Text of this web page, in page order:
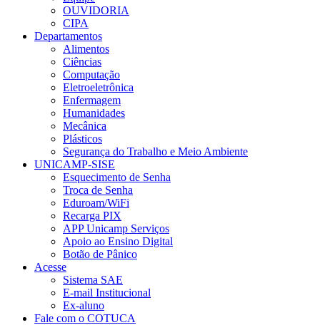
OUVIDORIA
CIPA
Departamentos
Alimentos
Ciências
Computação
Eletroeletrônica
Enfermagem
Humanidades
Mecânica
Plásticos
Segurança do Trabalho e Meio Ambiente
UNICAMP-SISE
Esquecimento de Senha
Troca de Senha
Eduroam/WiFi
Recarga PIX
APP Unicamp Serviços
Apoio ao Ensino Digital
Botão de Pânico
Acesse
Sistema SAE
E-mail Institucional
Ex-aluno
Fale com o COTUCA